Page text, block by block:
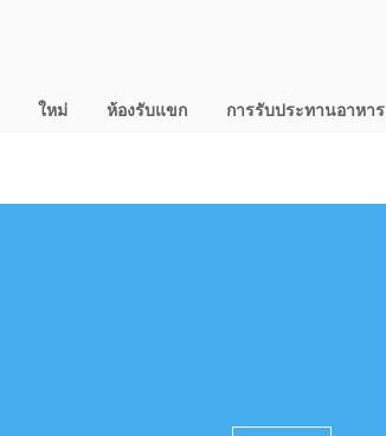
ใหม่ ห้องรับแขก การรับประทานอาหาร